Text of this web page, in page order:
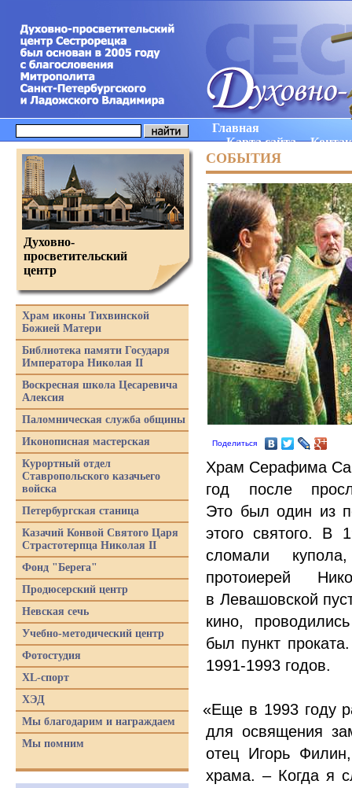
Главная
Карта сайта
СОБЫТИЯ
Поделиться
Храм Серафима
год после
Это был один из
этого святого. В
сломали
протоиерей
в Левашовской
кино,
был пункт
1991-1993 годов.
«Еще в 1993 году
для освящения
отец Игорь
храма. – Когда я
Духовно-
просветительский
центр
Храм иконы Тихвинской
Божией Матери
Библиотека памяти Государя
Императора Николая II
Воскресная школа Цесаревича
Алексия
Паломническая служба общины
Иконописная мастерская
Курортный отдел
Ставропольского казачьего
войска
Петербургская станица
Казачий Конвой Святого Царя
Страстотерпца Николая II
Фонд "Берега"
Продюсерский центр
Невская сечь
Учебно-методический центр
Фотостудия
XL-спорт
ХЭД
Мы благодарим и награждаем
Мы помним